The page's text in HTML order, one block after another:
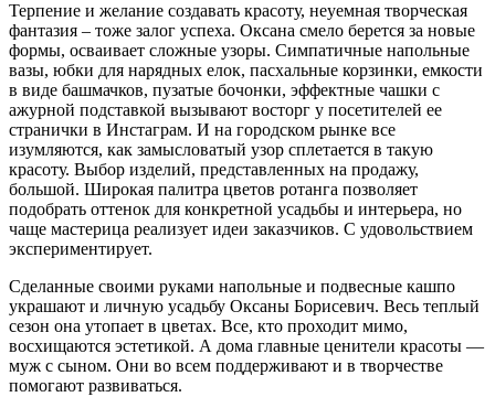
Терпение и желание создавать красоту, неуемная творческая
фантазия – тоже залог успеха. Оксана смело берется за новые
формы, осваивает сложные узоры. Симпатичные напольные
вазы, юбки для нарядных елок, пасхальные корзинки, емкости
в виде башмачков, пузатые бочонки, эффектные чашки с
ажурной подставкой вызывают восторг у посетителей ее
странички в Инстаграм. И на городском рынке все
изумляются, как замысловатый узор сплетается в такую
красоту. Выбор изделий, представленных на продажу,
большой. Широкая палитра цветов ротанга позволяет
подобрать оттенок для конкретной усадьбы и интерьера, но
чаще мастерица реализует идеи заказчиков. С удовольствием
экспериментирует.
Сделанные своими руками напольные и подвесные кашпо
украшают и личную усадьбу Оксаны Борисевич. Весь теплый
сезон она утопает в цветах. Все, кто проходит мимо,
восхищаются эстетикой. А дома главные ценители красоты —
муж с сыном. Они во всем поддерживают и в творчестве
помогают развиваться.